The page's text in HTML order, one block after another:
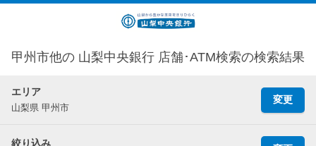
甲州市他の 山梨中央銀行 店舗･ATM検索の検索結果
エリア
山梨県 甲州市
変更
絞り込み